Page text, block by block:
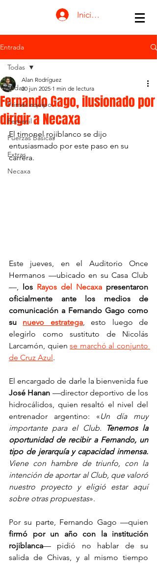
Iniciar sesión
Entrada
Todas
Primer equipo
Femenil
Fuerzas Básicas
Extras
Necaxa
Todas
Fernando Gago, ilusionado por
dirigir a Necaxa
Alan Rodríguez
20 jun 2025 1 min de lectura
El timonel rojiblanco se dijo
entusiasmado por este paso en su
carrera.
Este jueves, en el Auditorio Once
Hermanos —ubicado en su Casa Club
—,
los Rayos del Necaxa presentaron
oficialmente ante los medios de
comunicación a Fernando Gago como
su nuevo estratega, esto luego de
elegirlo como sustituto de Nicolás
Larcamón, quien se marchó al conjunto
de Cruz Azul .
José Hanan —director deportivo de los
hidrocálidos, quien resaltó el nivel del
entrenador argentino: «Un día muy
importante para el Club. Tenemos la
oportunidad de recibir a Fernando, un
tipo de jerarquía y capacidad inmensa.
Viene con hambre de triunfo, con la
intención de aportar al Club, que valoró
nuestro proyecto y eligió estar aquí
sobre otras propuestas».
firmó por un año con la institución
rojiblanca— pidió no hablar de su
salida de Chivas, y al mismo tiempo